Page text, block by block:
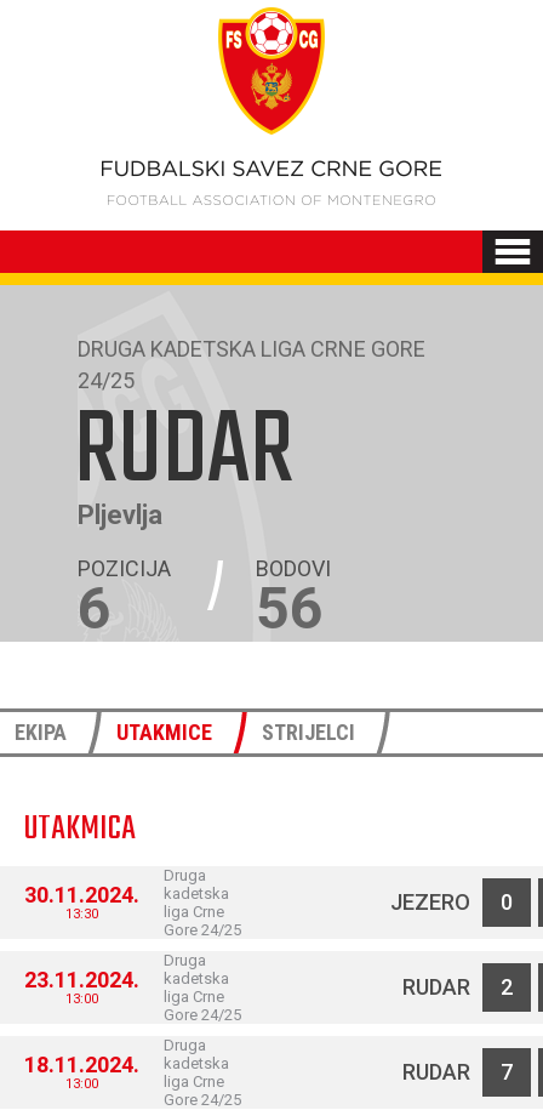
DRUGA KADETSKA LIGA CRNE GORE
24/25
RUDAR
Pljevlja
POZICIJA
6
BODOVI
56
EKIPA UTAKMICE STRIJELCI
UTAKMICA
30.11.2024.
13:30
Druga
kadetska
liga Crne
Gore 24/25
JEZERO 0
23.11.2024.
13:00
Druga
kadetska
liga Crne
Gore 24/25
RUDAR 2
18.11.2024.
13:00
Druga
kadetska
liga Crne
Gore 24/25
RUDAR 7